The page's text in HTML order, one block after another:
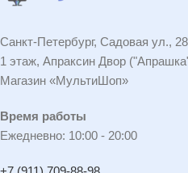
Санкт-Петербург, Садовая ул.,
1 этаж, Апраксин Двор
Магазин «МультиШоп»
Время работы
Ежедневно: 10:00 - 20:00